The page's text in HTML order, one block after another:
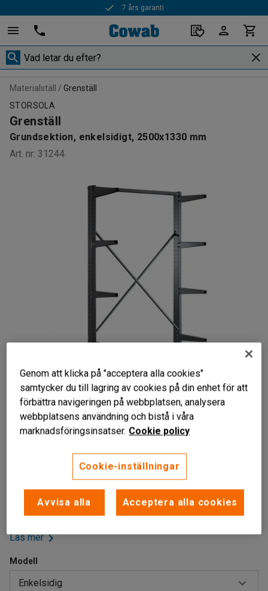
7 års garanti
Materialställ
Grenställ
STORSOLA
Grenställ
Grundsektion, enkelsidigt, 2500x1330 mm
Art. nr: 31244
Liknande produkter
För lättare långgods
Anpassningsbart
långgods. Ger god överblick över innehållet och kan byggas
ut och förlängas med påbyggnadssektioner.
Läs mer
Modell
Enkelsidig
Genom att klicka på "acceptera alla cookies"
samtycker du till lagring av cookies på din enhet för att
förbättra navigeringen på webbplatsen, analysera
webbplatsens användning och bistå i våra
marknadsföringsinsatser. Cookie policy
Cookie-inställningar
Avvisa alla Acceptera alla cookies